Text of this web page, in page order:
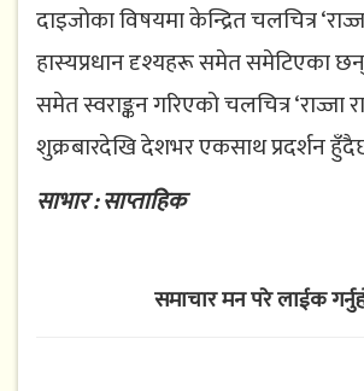
दाइजोका विषयमा केन्द्रित चलचित्र
हास्यप्रधान दृश्यहरू समेत समेटिएका
समेत स्वराङ्कन गरिएको चलचित्र ‘राज्जा
शुक्रबारदेखि देशभर एकसाथ प्रदर्शन
साभार : साप्ताहिक
समाचार मन परे लाईक